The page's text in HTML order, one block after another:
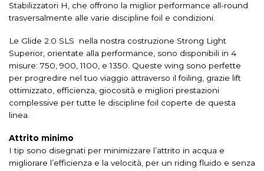
Stabilizzatori H, che offrono la miglior performance all-round
trasversalmente alle varie discipline foil e condizioni.
Le Glide 2.0 SLS nella nostra costruzione Strong Light
Superior, orientate alla performance, sono disponibili in 4
misure: 750, 900, 1100, e 1350. Queste wing sono perfette
per progredire nel tuo viaggio attraverso il foiling, grazie lift
ottimizzato, efficienza, giocosità e migliori prestazioni
complessive per tutte le discipline foil coperte de questa
linea.
Attrito minimo
I tip sono disegnati per minimizzare l’attrito in acqua e
migliorare l’efficienza e la velocità, per un riding fluido e senza